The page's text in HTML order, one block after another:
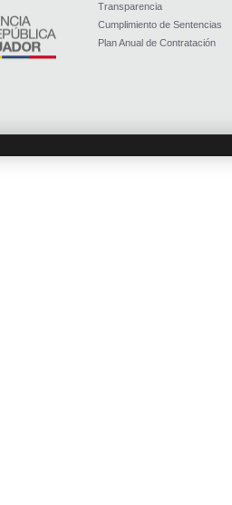
Transparencia
Cumplimiento de Sentencias
Plan Anual de Contratación